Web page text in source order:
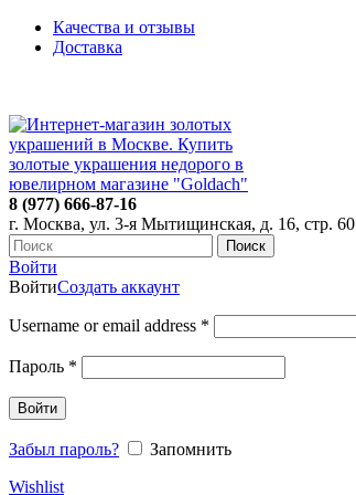
Качества и отзывы
Доставка
8 (977) 666-87-16
г. Москва, ул. 3-я Мытищинская, д. 16, стр. 60
Поиск
Войти
ВойтиСоздать аккаунт
Username or email address *
Пароль *
Войти
Забыл пароль?
Запомнить
Wishlist